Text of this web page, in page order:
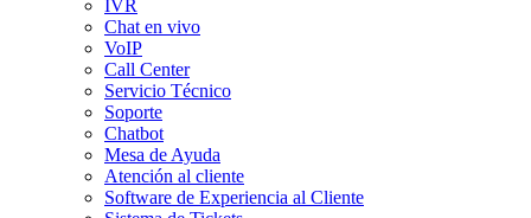
IVR
Chat en vivo
VoIP
Call Center
Servicio Técnico
Soporte
Chatbot
Mesa de Ayuda
Atención al cliente
Software de Experiencia al Cliente